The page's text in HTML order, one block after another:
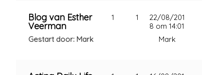
Blog van Esther
Veerman
Gestart door: Mark
1 1
22/08/201
8 om 14:01
Mark